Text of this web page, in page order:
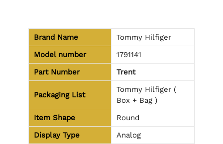
Brand Name
Tommy Hilfiger
Model number
1791141
Part Number
Trent
Packaging List
Tommy Hilfiger (
Box + Bag )
Item Shape
Round
Display Type
Analog